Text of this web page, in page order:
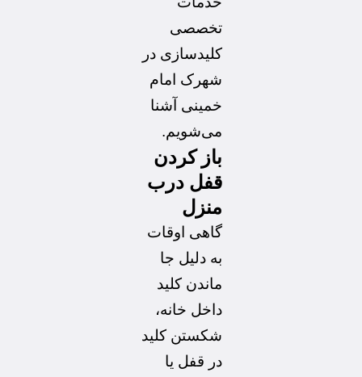
تخصصی
کلیدسازی در
شهرک امام
خمینی آشنا
می‌شویم.
باز کردن
قفل درب
منزل
گاهی اوقات
به دلیل جا
ماندن کلید
داخل خانه،
شکستن کلید
در قفل یا